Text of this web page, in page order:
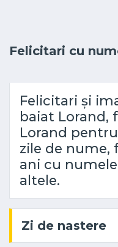
Felicitari cu
Felicitari și
baiat Lorand,
Lorand
zile de nume,
ani cu
altele.
Zi de nastere